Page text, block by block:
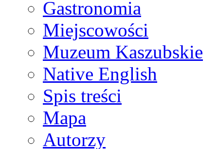
Gastronomia
Miejscowości
Muzeum Kaszubskie
Native English
Spis treści
Mapa
Autorzy